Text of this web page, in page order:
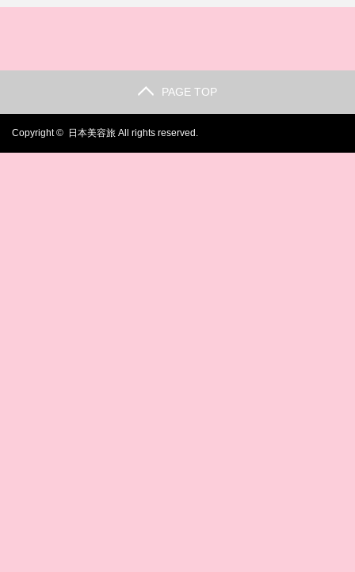
PAGE TOP
Copyright © 日本美容旅 All rights reserved.